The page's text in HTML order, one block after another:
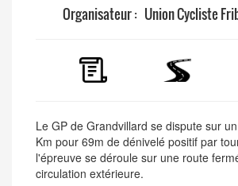
Organisateur : Union Cycliste
Le GP de Grandvillard se dispute sur
Km pour 69m de dénivelé positif par
l'épreuve se déroule sur une route
circulation extérieure.